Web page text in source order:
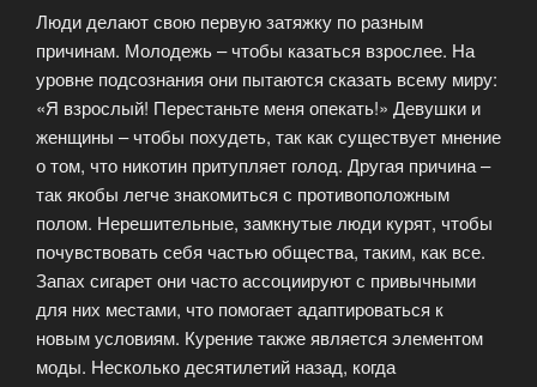
Люди делают свою первую затяжку по разным
причинам. Молодежь – чтобы казаться взрослее. На
уровне подсознания они пытаются сказать всему миру:
«Я взрослый! Перестаньте меня опекать!» Девушки и
женщины – чтобы похудеть, так как существует мнение
о том, что никотин притупляет голод. Другая причина –
так якобы легче знакомиться с противоположным
полом. Нерешительные, замкнутые люди курят, чтобы
почувствовать себя частью общества, таким, как все.
Запах сигарет они часто ассоциируют с привычными
для них местами, что помогает адаптироваться к
новым условиям. Курение также является элементом
моды. Несколько десятилетий назад, когда